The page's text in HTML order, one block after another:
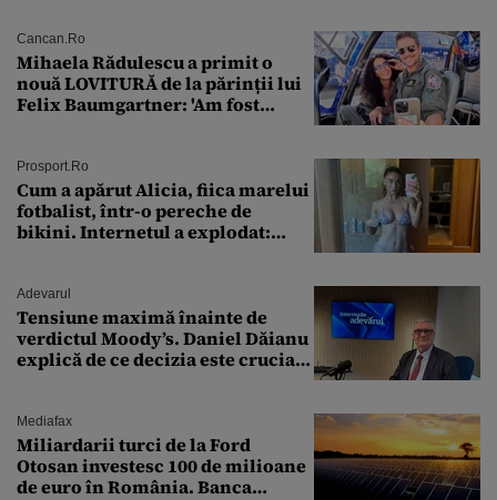
Cancan.ro
Mihaela Rădulescu a primit o
nouă LOVITURĂ de la părinții lui
Felix Baumgartner: 'Am fost
Prosport.ro
Cum a apărut Alicia, fiica marelui
fotbalist, într-o pereche de
bikini. Internetul a explodat:
Adevarul
Tensiune maximă înainte de
verdictul Moody’s. Daniel Dăianu
explică de ce decizia este crucială
Mediafax
Miliardarii turci de la Ford
Otosan investesc 100 de milioane
de euro în România. Banca